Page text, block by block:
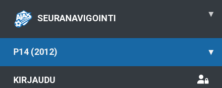
SEURANAVIGOINTI ▾
P14 (2012) ▾
KIRJAUDU